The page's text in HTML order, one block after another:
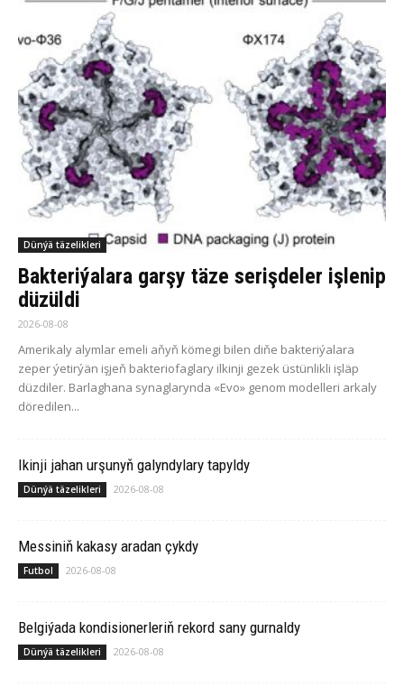
Dünýä täzelikleri
Bakteriýalara garşy täze serişdeler işlenip
düzüldi
2026-08-08
Amerikaly alymlar emeli aňyň kömegi bilen diňe bakteriýalara
zeper ýetirýän işjeň bakteriofaglary ilkinji gezek üstünlikli işläp
düzdiler. Barlaghana synaglarynda «Evo» genom modelleri arkaly
döredilen...
Ikinji jahan urşunyň galyndylary tapyldy
Dünýä täzelikleri 2026-08-08
Messiniň kakasy aradan çykdy
Futbol 2026-08-08
Belgiýada kondisionerleriň rekord sany gurnaldy
Dünýä täzelikleri 2026-08-08